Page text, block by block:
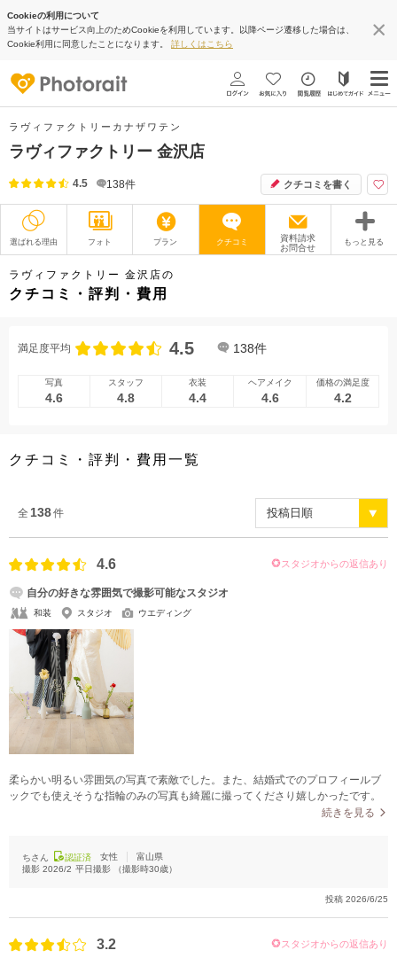
Cookieの利用について
当サイトはサービス向上のためCookieを利用しています。以降ページ遷移した場合は、
Cookie利用に同意したことになります。 詳しくはこちら
ラヴィファクトリーカナザワテン
ラヴィファクトリー 金沢店
4.5 138件 クチコミを書く
選ばれる理由 フォト プラン クチコミ
資料請求
お問合せ
もっと見る
撮影レポート
オプション ブログ
アクセス/TEL スタジオトップ
ラヴィファクトリー 金沢店の
クチコミ・評判・費用
満足度平均 4.5 138件
写真
4.6
スタッフ
4.8
衣装
4.4
ヘアメイク
4.6
価格の満足度
4.2
クチコミ・評判・費用一覧
全 138件
4.6 スタジオからの返信あり
自分の好きな雰囲気で撮影可能なスタジオ
和装 スタジオ ウエディング
柔らかい明るい雰囲気の写真で素敵でした。また、結婚式でのプロフィールブ
ックでも使えそうな指輪のみの写真も綺麗に撮ってくださり嬉しかったです。
続きを見る
ちさん 認証済 女性
富山県
撮影 2026/2 平日撮影 （撮影時30歳）
投稿 2026/6/25
3.2 スタジオからの返信あり